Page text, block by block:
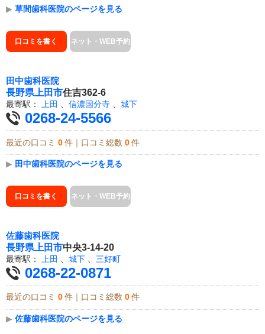
▶ 草間歯科医院のページを見る
口コミを書く ネット・WEB予約
田中歯科医院
長野県 上田市住吉362-6
最寄駅： 上田 、 信濃国分寺 、 城下
0268-24-5566
最近の口コミ 0 件｜口コミ総数 0 件
▶ 田中歯科医院のページを見る
口コミを書く ネット・WEB予約
佐藤歯科医院
長野県 上田市中央3-14-20
最寄駅： 上田 城下 三好町
0268-22-0871
最近の口コミ 0 件｜口コミ総数 0 件
▶ 佐藤歯科医院のページを見る